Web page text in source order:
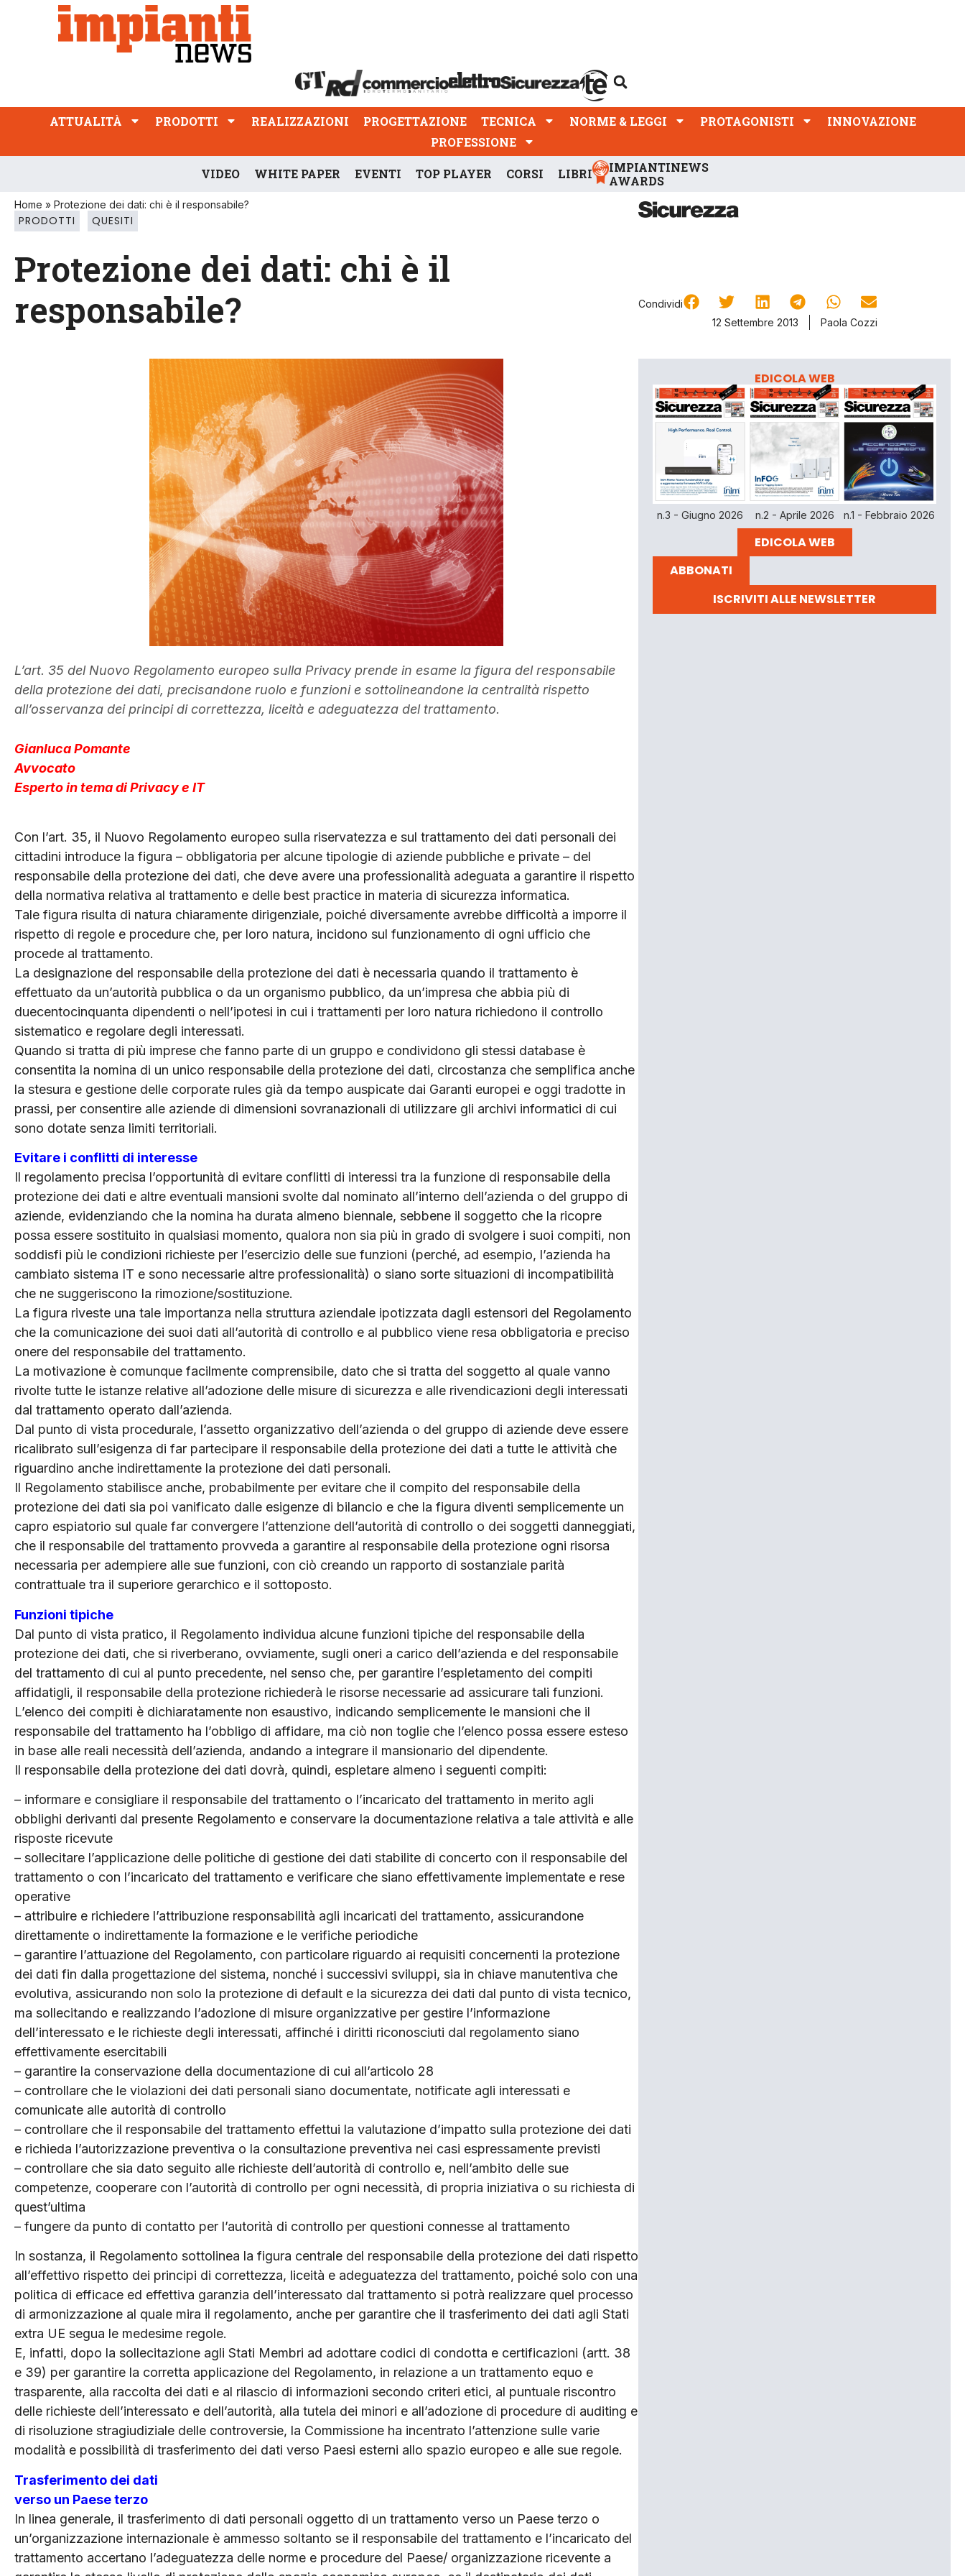
ATTUALITÀ PRODOTTI REALIZZAZIONI
PROFESSIONE
ATTUALITÀ PRODOTTI REALIZZAZIONI PROGETTAZIONE TECNICA NORME & LEGGI PROTAGONISTI
INNOVAZIONE
PROFESSIONE
VIDEO WHITE PAPER EVENTI TOP PLAYER CORSI LIBRI
IMPIANTINEWS
AWARDS
Home » Protezione dei dati: chi è il responsabile?
PRODOTTI QUESITI
Protezione dei dati: chi è il
responsabile?
Condividi
12 Settembre 2013
Paola Cozzi
L’art. 35 del Nuovo Regolamento europeo sulla Privacy prende in esame la figura del responsabile
della protezione dei dati, precisandone ruolo e funzioni e sottolineandone la centralità rispetto
all’osservanza dei principi di correttezza, liceità e adeguatezza del trattamento.
Gianluca Pomante
Avvocato
Esperto in tema di Privacy e IT
Con l’art. 35, il Nuovo Regolamento europeo sulla riservatezza e sul trattamento dei dati personali dei
cittadini introduce la figura – obbligatoria per alcune tipologie di aziende pubbliche e private – del
responsabile della protezione dei dati, che deve avere una professionalità adeguata a garantire il rispetto
della normativa relativa al trattamento e delle best practice in materia di sicurezza informatica.
Tale figura risulta di natura chiaramente dirigenziale, poiché diversamente avrebbe difficoltà a imporre il
rispetto di regole e procedure che, per loro natura, incidono sul funzionamento di ogni ufficio che
procede al trattamento.
La designazione del responsabile della protezione dei dati è necessaria quando il trattamento è
effettuato da un’autorità pubblica o da un organismo pubblico, da un’impresa che abbia più di
duecentocinquanta dipendenti o nell’ipotesi in cui i trattamenti per loro natura richiedono il controllo
sistematico e regolare degli interessati.
Quando si tratta di più imprese che fanno parte di un gruppo e condividono gli stessi database è
consentita la nomina di un unico responsabile della protezione dei dati, circostanza che semplifica anche
la stesura e gestione delle corporate rules già da tempo auspicate dai Garanti europei e oggi tradotte in
prassi, per consentire alle aziende di dimensioni sovranazionali di utilizzare gli archivi informatici di cui
sono dotate senza limiti territoriali.
Evitare i conflitti di interesse
Il regolamento precisa l’opportunità di evitare conflitti di interessi tra la funzione di responsabile della
protezione dei dati e altre eventuali mansioni svolte dal nominato all’interno dell’azienda o del gruppo di
aziende, evidenziando che la nomina ha durata almeno biennale, sebbene il soggetto che la ricopre
possa essere sostituito in qualsiasi momento, qualora non sia più in grado di svolgere i suoi compiti, non
soddisfi più le condizioni richieste per l’esercizio delle sue funzioni (perché, ad esempio, l’azienda ha
cambiato sistema IT e sono necessarie altre professionalità) o siano sorte situazioni di incompatibilità
che ne suggeriscono la rimozione/sostituzione.
La figura riveste una tale importanza nella struttura aziendale ipotizzata dagli estensori del Regolamento
che la comunicazione dei suoi dati all’autorità di controllo e al pubblico viene resa obbligatoria e preciso
onere del responsabile del trattamento.
La motivazione è comunque facilmente comprensibile, dato che si tratta del soggetto al quale vanno
rivolte tutte le istanze relative all’adozione delle misure di sicurezza e alle rivendicazioni degli interessati
dal trattamento operato dall’azienda.
Dal punto di vista procedurale, l’assetto organizzativo dell’azienda o del gruppo di aziende deve essere
ricalibrato sull’esigenza di far partecipare il responsabile della protezione dei dati a tutte le attività che
riguardino anche indirettamente la protezione dei dati personali.
Il Regolamento stabilisce anche, probabilmente per evitare che il compito del responsabile della
protezione dei dati sia poi vanificato dalle esigenze di bilancio e che la figura diventi semplicemente un
capro espiatorio sul quale far convergere l’attenzione dell’autorità di controllo o dei soggetti danneggiati,
che il responsabile del trattamento provveda a garantire al responsabile della protezione ogni risorsa
necessaria per adempiere alle sue funzioni, con ciò creando un rapporto di sostanziale parità
contrattuale tra il superiore gerarchico e il sottoposto.
Funzioni tipiche
Dal punto di vista pratico, il Regolamento individua alcune funzioni tipiche del responsabile della
protezione dei dati, che si riverberano, ovviamente, sugli oneri a carico dell’azienda e del responsabile
del trattamento di cui al punto precedente, nel senso che, per garantire l’espletamento dei compiti
affidatigli, il responsabile della protezione richiederà le risorse necessarie ad assicurare tali funzioni.
L’elenco dei compiti è dichiaratamente non esaustivo, indicando semplicemente le mansioni che il
responsabile del trattamento ha l’obbligo di affidare, ma ciò non toglie che l’elenco possa essere esteso
in base alle reali necessità dell’azienda, andando a integrare il mansionario del dipendente.
Il responsabile della protezione dei dati dovrà, quindi, espletare almeno i seguenti compiti:
– informare e consigliare il responsabile del trattamento o l’incaricato del trattamento in merito agli
obblighi derivanti dal presente Regolamento e conservare la documentazione relativa a tale attività e alle
risposte ricevute
– sollecitare l’applicazione delle politiche di gestione dei dati stabilite di concerto con il responsabile del
trattamento o con l’incaricato del trattamento e verificare che siano effettivamente implementate e rese
operative
– attribuire e richiedere l’attribuzione responsabilità agli incaricati del trattamento, assicurandone
direttamente o indirettamente la formazione e le verifiche periodiche
– garantire l’attuazione del Regolamento, con particolare riguardo ai requisiti concernenti la protezione
dei dati fin dalla progettazione del sistema, nonché i successivi sviluppi, sia in chiave manutentiva che
evolutiva, assicurando non solo la protezione di default e la sicurezza dei dati dal punto di vista tecnico,
ma sollecitando e realizzando l’adozione di misure organizzative per gestire l’informazione
dell’interessato e le richieste degli interessati, affinché i diritti riconosciuti dal regolamento siano
effettivamente esercitabili
– garantire la conservazione della documentazione di cui all’articolo 28
– controllare che le violazioni dei dati personali siano documentate, notificate agli interessati e
comunicate alle autorità di controllo
– controllare che il responsabile del trattamento effettui la valutazione d’impatto sulla protezione dei dati
e richieda l’autorizzazione preventiva o la consultazione preventiva nei casi espressamente previsti
– controllare che sia dato seguito alle richieste dell’autorità di controllo e, nell’ambito delle sue
competenze, cooperare con l’autorità di controllo per ogni necessità, di propria iniziativa o su richiesta di
quest’ultima
– fungere da punto di contatto per l’autorità di controllo per questioni connesse al trattamento
In sostanza, il Regolamento sottolinea la figura centrale del responsabile della protezione dei dati rispetto
all’effettivo rispetto dei principi di correttezza, liceità e adeguatezza del trattamento, poiché solo con una
politica di efficace ed effettiva garanzia dell’interessato dal trattamento si potrà realizzare quel processo
di armonizzazione al quale mira il regolamento, anche per garantire che il trasferimento dei dati agli Stati
extra UE segua le medesime regole.
E, infatti, dopo la sollecitazione agli Stati Membri ad adottare codici di condotta e certificazioni (artt. 38
e 39) per garantire la corretta applicazione del Regolamento, in relazione a un trattamento equo e
trasparente, alla raccolta dei dati e al rilascio di informazioni secondo criteri etici, al puntuale riscontro
delle richieste dell’interessato e dell’autorità, alla tutela dei minori e all’adozione di procedure di auditing e
di risoluzione stragiudiziale delle controversie, la Commissione ha incentrato l’attenzione sulle varie
modalità e possibilità di trasferimento dei dati verso Paesi esterni allo spazio europeo e alle sue regole.
Trasferimento dei dati
verso un Paese terzo
In linea generale, il trasferimento di dati personali oggetto di un trattamento verso un Paese terzo o
un’organizzazione internazionale è ammesso soltanto se il responsabile del trattamento e l’incaricato del
trattamento accertano l’adeguatezza delle norme e procedure del Paese/ organizzazione ricevente a
EDICOLA WEB
n.3 - Giugno 2026 n.2 - Aprile 2026 n.1 - Febbraio 2026
EDICOLA WEB
ABBONATI
ISCRIVITI ALLE NEWSLETTER